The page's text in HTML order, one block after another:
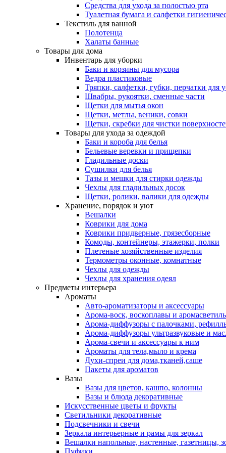
Средства для ухода за полостью рта
Туалетная бумага и салфетки
Текстиль для ванной
Полотенца
Халаты банные
Товары для дома
Инвентарь для уборки
Баки и корзины для мусора
Ведра пластиковые
Тряпки, салфетки, губки, перчатки для
Швабры, рукоятки, сменные части
Щетки для мытья окон
Щетки, метлы, веники, совки
Щетки, скребки для чистки
Товары для ухода за одеждой
Баки и короба для белья
Бельевые веревки и прищепки
Гладильные доски
Сушилки для белья
Тазы и мешки для стирки одежды
Чехлы для гладильных досок
Щетки, ролики, валики для одежды
Хранение, порядок и уют
Вешалки
Коврики для дома
Коврики придверные, грязесборные
Комоды, контейнеры, этажерки, полки
Плетеные хозяйственные изделия
Термометры оконные, комнатные
Чехлы для одежды
Чехлы для хранения одеял
Предметы интерьера
Ароматы
Авто-ароматизаторы и аксессуары
Арома-воск, воскоплавы и
Арома-диффузоры с палочками,
Арома-диффузоры ультразвуковые и
Арома-свечи и аксессуары к ним
Ароматы для тела,мыло и крема
Духи-спреи для дома,тканей,саше
Пакеты для ароматов
Вазы
Вазы для цветов, кашпо, колонны
Вазы и блюда декоративные
Искусственные цветы и фрукты
Светильники декоративные
Подсвечники и свечи
Зеркала интерьерные и рамы для зеркал
Вешалки напольные, настенные, газетницы,
Пуфики